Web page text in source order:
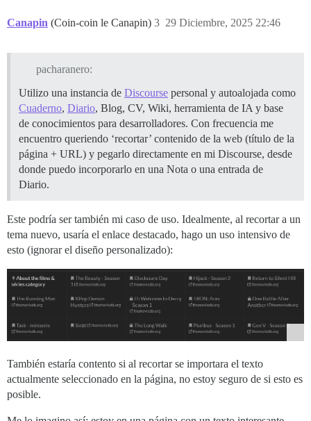
Canapin (Coin-coin le Canapin) 29 Diciembre, 2025 22:46
3
pacharanero:
Utilizo una instancia de Discourse personal y autoalojada como
Cuaderno, Diario, Blog, CV, Wiki, herramienta de IA y base
de conocimientos para desarrolladores. Con frecuencia me
encuentro queriendo ‘recortar’ contenido de la web (título de la
página + URL) y pegarlo directamente en mi Discourse, desde
donde puedo incorporarlo en una Nota o una entrada de
Diario.
Este podría ser también mi caso de uso. Idealmente, al recortar a un
tema nuevo, usaría el enlace destacado, hago un uso intensivo de
esto (ignorar el diseño personalizado):
También estaría contento si al recortar se importara el texto
actualmente seleccionado en la página, no estoy seguro de si esto es
posible.